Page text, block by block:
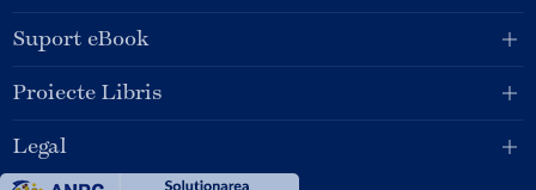
Suport eBook
Proiecte Libris
Legal